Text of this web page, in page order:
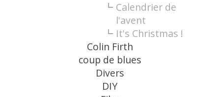
Calendrier de
l'avent
It's Christmas !
Colin Firth
coup de blues
Divers
DIY